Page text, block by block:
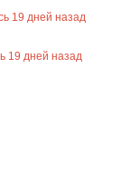
19 дней назад
19 дней назад